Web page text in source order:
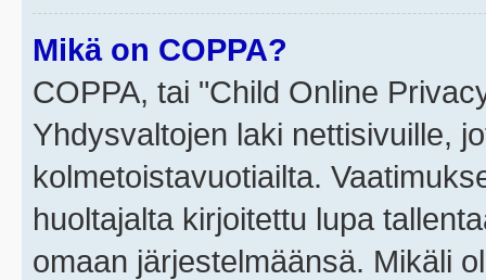
Mikä on COPPA?
COPPA, tai "Child Online
Yhdysvaltojen laki nettisivuille,
kolmetoistavuotiailta.
huoltajalta kirjoitettu lupa
omaan järjestelmäänsä. Mikäli